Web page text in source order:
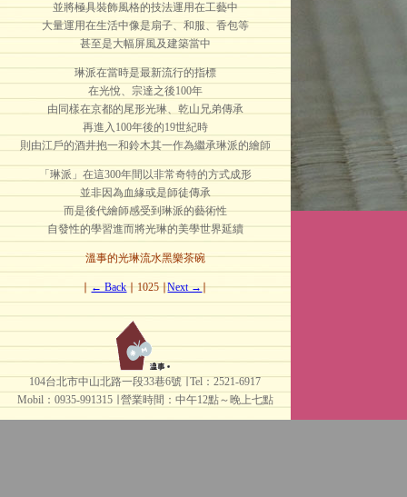
並將極具裝飾風格的技法運用在工藝中
大量運用在生活中像是扇子、和服、香包等
甚至是大幅屏風及建築當中
琳派在當時是最新流行的指標
在光悅、宗達之後100年
由同樣在京都的尾形光琳、乾山兄弟傳承
再進入100年後的19世紀時
則由江戶的酒井抱一和鈴木其一作為繼承琳派的繪師
「琳派」在這300年間以非常奇特的方式成形
並非因為血緣或是師徒傳承
而是後代繪師感受到琳派的藝術性
自發性的學習進而將光琳的美學世界延續
溫事的光琳流水黑樂茶碗
∣← Back∣ 1025 ∣Next →∣
104台北市中山北路一段33巷6號 ∣ Tel：2521-6917
Mobil：0935-991315 ∣
營業時間：中午12點～晚上七點